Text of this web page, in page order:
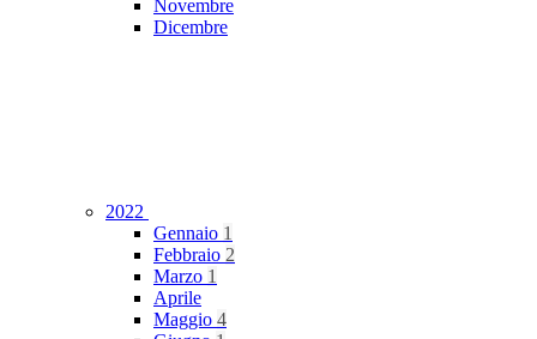
Novembre
Dicembre
2022
Gennaio 1
Febbraio 2
Marzo 1
Aprile
Maggio 4